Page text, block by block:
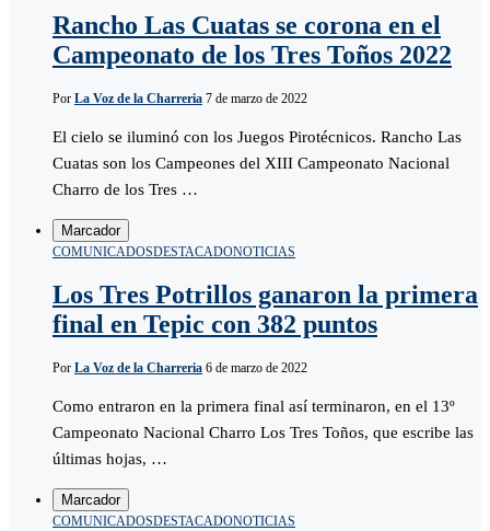
Rancho Las Cuatas se corona en el
Campeonato de los Tres Toños 2022
Por La Voz de la Charreria 7 de marzo de 2022
El cielo se iluminó con los Juegos Pirotécnicos. Rancho Las
Cuatas son los Campeones del XIII Campeonato Nacional
Charro de los Tres …
Marcador
COMUNICADOSDESTACADONOTICIAS
Los Tres Potrillos ganaron la primera
final en Tepic con 382 puntos
Por La Voz de la Charreria 6 de marzo de 2022
Como entraron en la primera final así terminaron, en el 13º
Campeonato Nacional Charro Los Tres Toños, que escribe las
últimas hojas, …
Marcador
COMUNICADOSDESTACADONOTICIAS